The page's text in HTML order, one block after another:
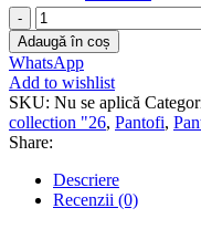
Cantitate
Pantofi
piele
naturală
Aurelle
bordo
Adaugă în coș
WhatsApp
Add to wishlist
SKU: Nu se aplică
collection "26, Pantofi,
Share:
Descriere
Recenzii (0)